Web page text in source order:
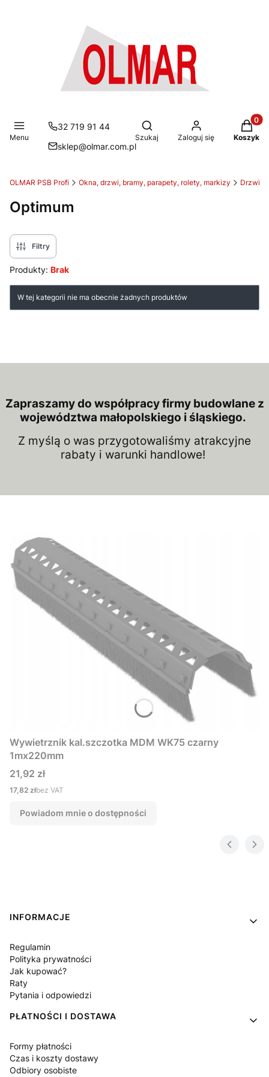
Menu
32 719 91 44
sklep@olmar.com.pl
Otwórz wyszukiwarkę
Szukaj Zaloguj się Koszyk
OLMAR PSB Profi Okna, drzwi, bramy, parapety, rolety, markizy Drzwi
Optimum
Filtry
Produkty: Brak
Lista produktów
W tej kategorii nie ma obecnie żadnych produktów
Zapraszamy do współpracy firmy budowlane z
województwa małopolskiego i śląskiego.
Z myślą o was przygotowaliśmy atrakcyjne
rabaty i warunki handlowe!
Wywietrznik kal.szczotka MDM WK75 czarny
1mx220mm
Cena
21,92 zł
Cena
17,82 złbez VAT
Powiadom mnie o dostępności
Linki w stopce
INFORMACJE
Regulamin
Polityka prywatności
Jak kupować?
Raty
Pytania i odpowiedzi
PŁATNOŚCI I DOSTAWA
Formy płatności
Czas i koszty dostawy
Odbiory osobiste